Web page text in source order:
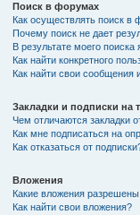
Поиск в форумах
Как осуществлять поиск в
Почему поиск не дает
В результате моего
Как найти конкретного
Как найти свои сообщения
Закладки и подписки на
Чем отличаются закладки
Как мне подписаться на
Как отказаться от
Вложения
Какие вложения
Как найти свои вложения?